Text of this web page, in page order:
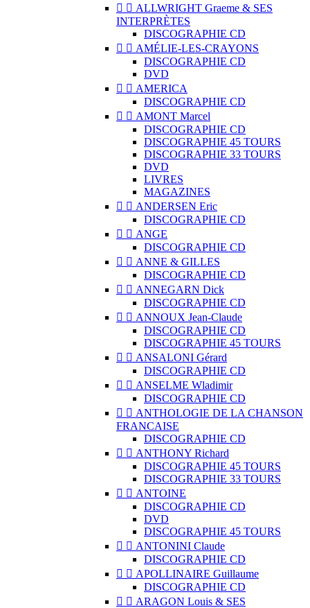
  ALLWRIGHT Graeme & SES
INTERPRÈTES
DISCOGRAPHIE CD
  AMÉLIE-LES-CRAYONS
DISCOGRAPHIE CD
DVD
  AMERICA
DISCOGRAPHIE CD
  AMONT Marcel
DISCOGRAPHIE CD
DISCOGRAPHIE 45 TOURS
DISCOGRAPHIE 33 TOURS
DVD
LIVRES
MAGAZINES
  ANDERSEN Eric
DISCOGRAPHIE CD
  ANGE
DISCOGRAPHIE CD
  ANNE & GILLES
DISCOGRAPHIE CD
  ANNEGARN Dick
DISCOGRAPHIE CD
  ANNOUX Jean-Claude
DISCOGRAPHIE CD
DISCOGRAPHIE 45 TOURS
  ANSALONI Gérard
DISCOGRAPHIE CD
  ANSELME Wladimir
DISCOGRAPHIE CD
  ANTHOLOGIE DE LA CHANSON
FRANCAISE
DISCOGRAPHIE CD
  ANTHONY Richard
DISCOGRAPHIE 45 TOURS
DISCOGRAPHIE 33 TOURS
  ANTOINE
DISCOGRAPHIE CD
DVD
DISCOGRAPHIE 45 TOURS
  ANTONINI Claude
DISCOGRAPHIE CD
  APOLLINAIRE Guillaume
DISCOGRAPHIE CD
  ARAGON Louis & SES